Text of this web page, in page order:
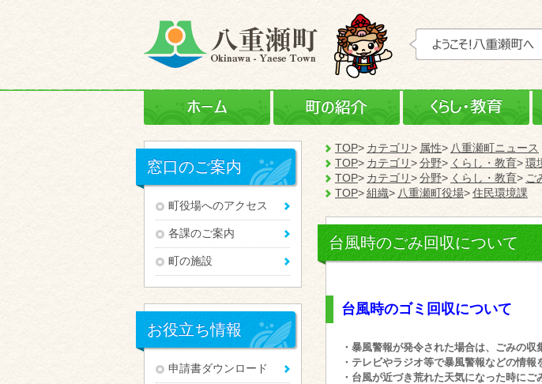
ホーム 町の紹介
TOP カテゴリ 属性
八重瀬町ニュース
TOP
カテゴリ 分野 くらし・教育
環
TOP
カテゴリ 分野 くらし・教育
ご
TOP
組織 八重瀬町役場 住民環境課
台風時のごみ回収について
台風時のゴミ回収について
・暴風警報が発令された場合は、ごみの収
・テレビやラジオ等で暴風警報などの情報
・台風が近づき荒れた天気になった時に
窓口のご案内
町役場へのアクセス
各課のご案内
町の施設
お役立ち情報
申請書ダウンロード